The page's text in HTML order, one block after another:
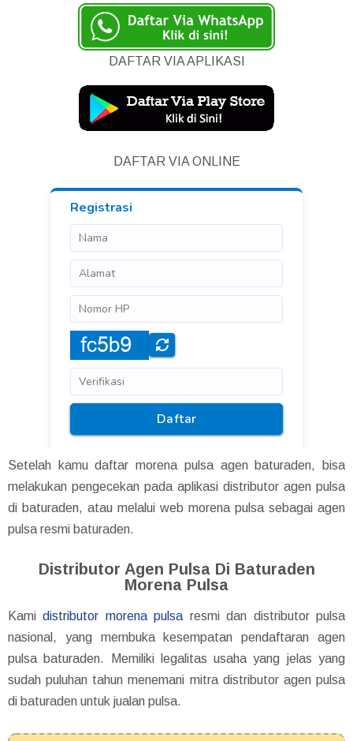
DAFTAR VIA APLIKASI
DAFTAR VIA ONLINE
Setelah kamu daftar morena pulsa agen baturaden, bisa
melakukan pengecekan pada aplikasi distributor agen pulsa
di baturaden, atau melalui web morena pulsa sebagai agen
pulsa resmi baturaden.
Distributor Agen Pulsa Di Baturaden
Morena Pulsa
Kamidistributor morena pulsa resmi dan distributor pulsa
nasional, yang membuka kesempatan pendaftaran agen
pulsa baturaden. Memiliki legalitas usaha yang jelas yang
sudah puluhan tahun menemani mitra distributor agen pulsa
di baturaden untuk jualan pulsa.